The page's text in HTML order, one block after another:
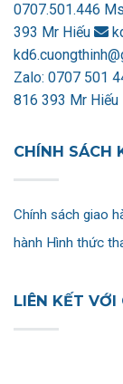
0707.501.446
393 Mr Hiếu
Zalo: 0707 501
816 393 Mr Hiếu
CHÍNH SÁCH
Chính sách giao
hành Hình thức
LIÊN KẾT VỚI